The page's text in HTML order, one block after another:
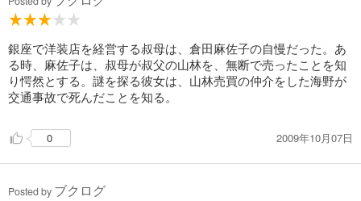
銀座で洋装店を経営する叔母は、倉田麻佐子の自慢だった。あ
る時、麻佐子は、叔母が叔父の山林を、無断で売ったことを知
り愕然とする。謎を探る彼女は、山林売買の仲介をした海野が
交通事故で死んだことを知る。
0 2009年10月07日
Posted by ブクログ